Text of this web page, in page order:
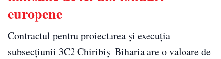
europene
Contractul pentru proiectarea și execuția
subsecțiunii 3C2 Chiribiș–Biharia are o valoare de